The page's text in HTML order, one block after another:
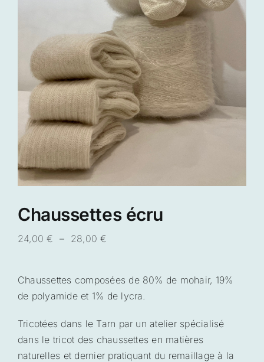
Chaussettes écru
24,00€ – 28,00€
24,00 €
à
Chaussettes composées de 80% de mohair, 19%
de polyamide et 1% de lycra.
Tricotées dans le Tarn par un atelier spécialisé
dans le tricot des chaussettes en matières
naturelles et dernier pratiquant du remaillage à la